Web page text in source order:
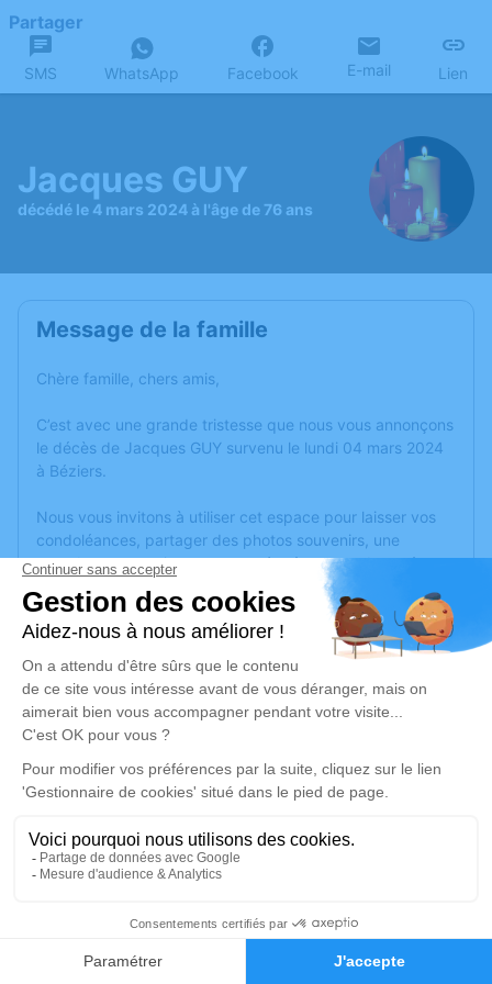
Faire-part Hommages
Partager
SMS WhatsApp Facebook E-mail Lien
Jacques GUY
décédé le 4 mars 2024 à l'âge de 76 ans
Message de la famille
Chère famille, chers amis,
C’est avec une grande tristesse que nous vous annonçons
le décès de Jacques GUY survenu le lundi 04 mars 2024
à Béziers.
Nous vous invitons à utiliser cet espace pour laisser vos
condoléances, partager des photos souvenirs, une
anecdote ou exprimer vos pensées à travers des poèmes
ou des textes. Cet endroit est un lieu d'expression dédié à
honorer la mémoire de Jacques GUY.
Je rends hommage
Cérémonie religieuse
samedi 09 mars 2024 à 11h30
Chambre Funéraire des Communes
Route de Corneilhan
34500 Béziers
Je rends hommage